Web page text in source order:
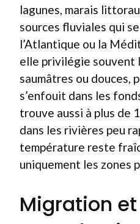
lagunes, marais
sources fluviales qui
l’Atlantique ou la
elle privilégie souvent
saumâtres ou douces,
s’enfouit dans les
trouve aussi à plus de
dans les rivières peu
température reste
uniquement les zones
Migration